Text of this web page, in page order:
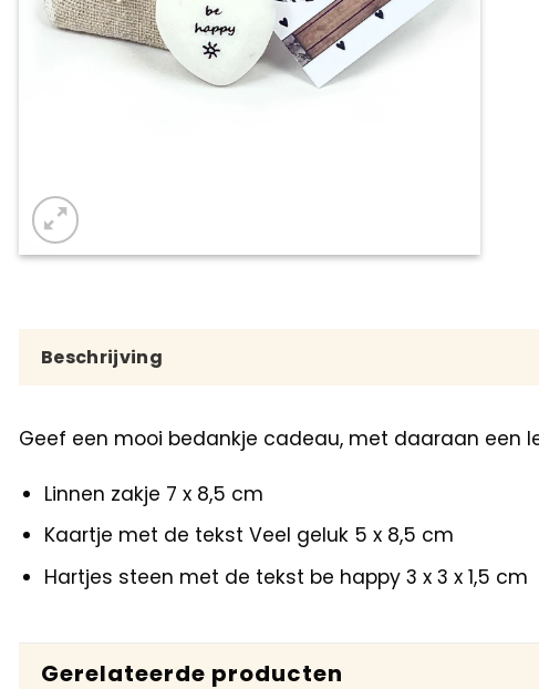
Beschrijving
Geef een mooi bedankje cadeau, met daaraan een
Linnen zakje 7 x 8,5 cm
Kaartje met de tekst Veel geluk 5 x 8,5 cm
Hartjes steen met de tekst be happy 3 x 3 x 1,5 cm
Gerelateerde producten